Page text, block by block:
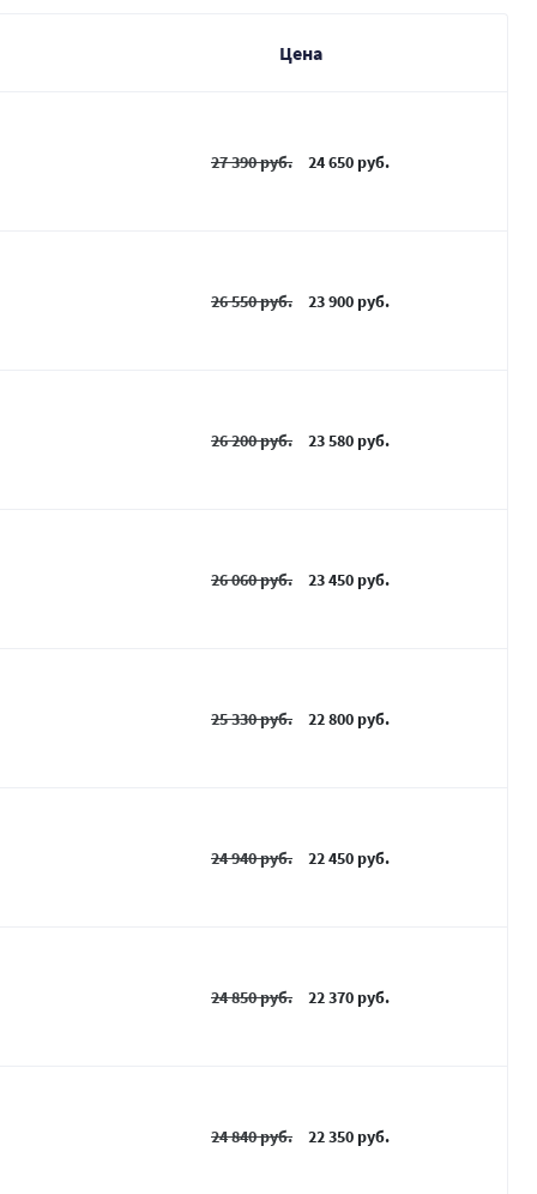
Цена
27 390 руб. 24 650 руб.
26 550 руб. 23 900 руб.
26 200 руб. 23 580 руб.
26 060 руб. 23 450 руб.
25 330 руб. 22 800 руб.
24 940 руб. 22 450 руб.
24 850 руб. 22 370 руб.
24 840 руб. 22 350 руб.